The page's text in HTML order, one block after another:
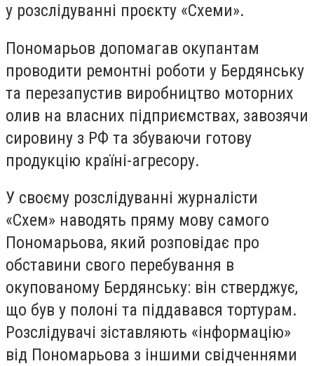
у розслідуванні проєкту «Схеми».
Пономарьов допомагав окупантам
проводити ремонтні роботи у Бердянську
та перезапустив виробництво моторних
олив на власних підприємствах, завозячи
сировину з РФ та збуваючи готову
продукцію країні-агресору.
У своєму розслідуванні журналісти
«Схем» наводять пряму мову самого
Пономарьова, який розповідає про
обставини свого перебування в
окупованому Бердянську: він стверджує,
що був у полоні та піддавався тортурам.
Розслідувачі зіставляють «інформацію»
від Пономарьова з іншими свідченнями